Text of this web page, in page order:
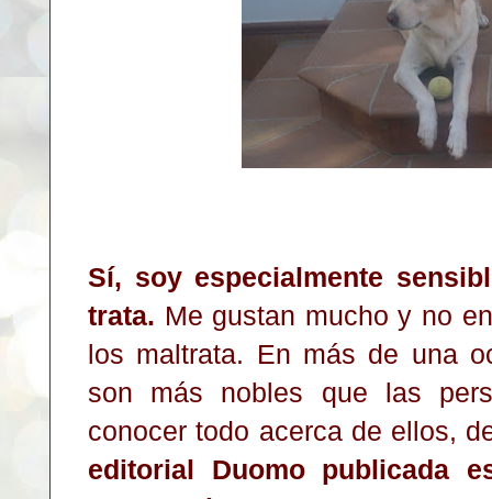
Sí, soy especialmente
trata. Me gustan mucho y no
los maltrata. En más de una
son más nobles que las
conocer todo acerca de ellos,
editorial Duomo publicada